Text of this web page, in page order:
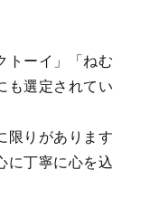
トーイ」「ねむ
も選定されてい
限りがあります
に丁寧に心を込